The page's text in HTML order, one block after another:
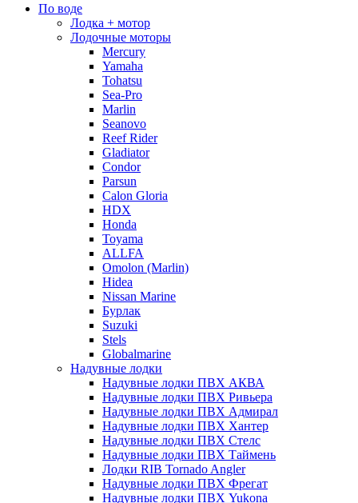
По воде
Лодка + мотор
Лодочные моторы
Mercury
Yamaha
Tohatsu
Sea-Pro
Marlin
Seanovo
Reef Rider
Gladiator
Condor
Parsun
Calon Gloria
HDX
Honda
Toyama
ALLFA
Omolon (Marlin)
Hidea
Nissan Marine
Бурлак
Suzuki
Stels
Globalmarine
Надувные лодки
Надувные лодки ПВХ АКВА
Надувные лодки ПВХ Ривьера
Надувные лодки ПВХ Адмирал
Надувные лодки ПВХ Хантер
Надувные лодки ПВХ Стелс
Надувные лодки ПВХ Таймень
Лодки RIB Tornado Angler
Надувные лодки ПВХ Фрегат
Надувные лодки ПВХ Yukona